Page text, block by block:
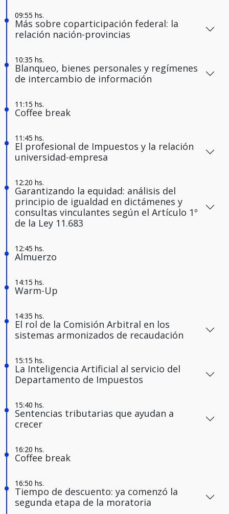
Más sobre coparticipación federal: la
relación nación-provincias
Blanqueo, bienes personales y regímenes
de intercambio de información
Coffee break
El profesional de Impuestos y la relación
universidad-empresa
Garantizando la equidad: análisis del
principio de igualdad en dictámenes y
consultas vinculantes según el Artículo 1º
de la Ley 11.683
Almuerzo
Warm-Up
El rol de la Comisión Arbitral en los
sistemas armonizados de recaudación
La Inteligencia Artificial al servicio del
Departamento de Impuestos
Sentencias tributarias que ayudan a
crecer
Coffee break
Tiempo de descuento: ya comenzó la
segunda etapa de la moratoria